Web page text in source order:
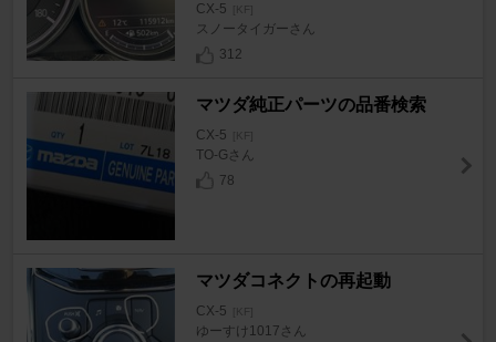
CX-5
スノータイガーさん
312
マツダ純正パーツの品番検索
CX-5 [KF]
TO-Gさん
78
マツダコネクトの再起動
CX-5 [KF]
ゆーすけ1017さん